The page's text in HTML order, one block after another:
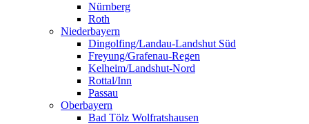
Nürnberg
Roth
Niederbayern
Dingolfing/Landau-Landshut Süd
Freyung/Grafenau-Regen
Kelheim/Landshut-Nord
Rottal/Inn
Passau
Oberbayern
Bad Tölz Wolfratshausen